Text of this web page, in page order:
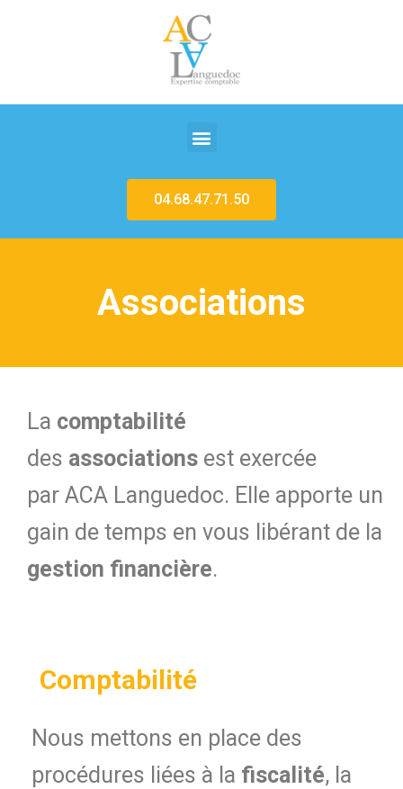
04.68.47.71.50
Associations
La comptabilité
des associations est exercée
par ACA Languedoc. Elle apporte un
gain de temps en vous libérant de la
gestion financière.
Comptabilité
Nous mettons en place des
procédures liées à la fiscalité, la